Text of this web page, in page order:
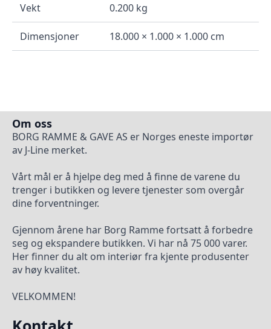
Vekt 0.200 kg
Dimensjoner 18.000 × 1.000 × 1.000 cm
Om oss
BORG RAMME & GAVE AS er Norges eneste importør
av J-Line merket.
Vårt mål er å hjelpe deg med å finne de varene du
trenger i butikken og levere tjenester som overgår
dine forventninger.
Gjennom årene har Borg Ramme fortsatt å forbedre
seg og ekspandere butikken. Vi har nå 75 000 varer.
Her finner du alt om interiør fra kjente produsenter
av høy kvalitet.
VELKOMMEN!